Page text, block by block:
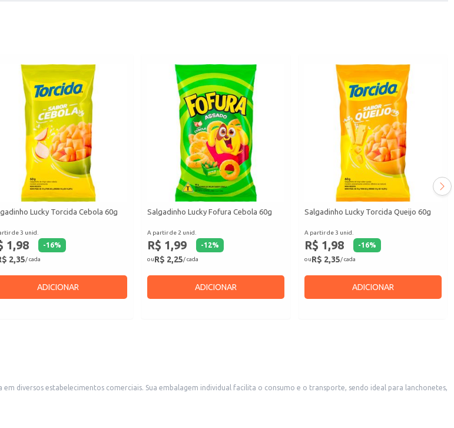
Lucky Torcida Cebola 60g
de 3 unid.
1,98 -16%
2,35/ cada
ADICIONAR
Salgadinho Lucky Fofura Cebola 60g
A partir de 2 unid.
R$ 1,99 -12%
ouR$ 2,25/ cada
ADICIONAR
Salgadinho Lucky Torcida Queijo 60g
A partir de 3 unid.
R$ 1,98 -16%
ouR$ 2,35/ cada
ADICIONAR
facilita o consumo e o transporte, sendo ideal para lanchonetes,